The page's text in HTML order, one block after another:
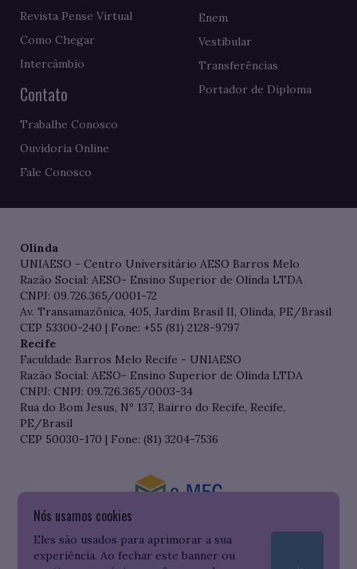
Nós usamos cookies
Eles são usados para aprimorar a sua
experiência. Ao fechar este banner ou
Revista Pense Virtual
Como Chegar
Intercâmbio
Contato
Trabalhe Conosco
Ouvidoria Online
Fale Conosco
Enem
Vestibular
Transferências
Portador de Diploma
Olinda
UNIAESO - Centro Universitário AESO Barros Melo
Razão Social: AESO- Ensino Superior de Olinda LTDA
CNPJ: 09.726.365/0001-72
Av. Transamazônica, 405, Jardim Brasil II, Olinda, PE/Brasil
CEP 53300-240 | Fone: +55 (81) 2128-9797
Recife
Faculdade Barros Melo Recife - UNIAESO
Razão Social: AESO- Ensino Superior de Olinda LTDA
CNPJ: CNPJ: 09.726.365/0003-34
Rua do Bom Jesus, Nº 137, Bairro do Recife, Recife,
PE/Brasil
CEP 50030-170 | Fone: (81) 3204-7536
Consulte o cadastro da Instituição no Sistema do e-MEC